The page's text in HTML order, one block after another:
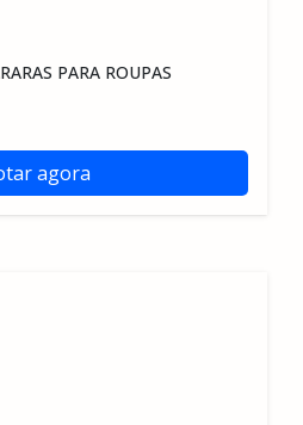
PARA ROUPAS
agora